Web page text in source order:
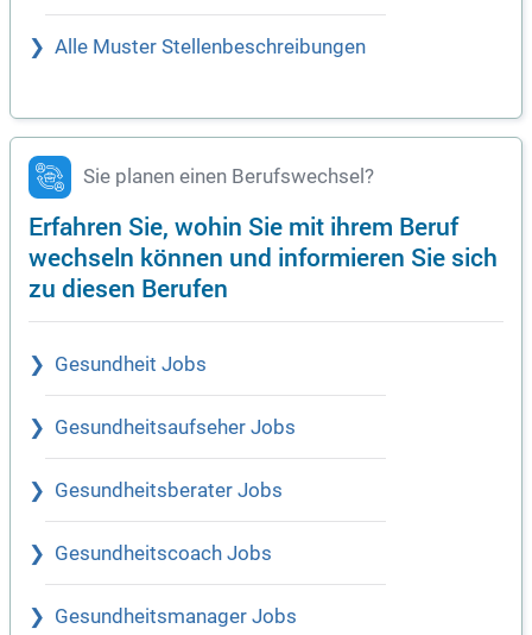
Alle Muster Stellenbeschreibungen
Sie planen einen Berufswechsel?
Erfahren Sie, wohin Sie mit ihrem Beruf
wechseln können und informieren Sie sich
zu diesen Berufen
Gesundheit Jobs
Gesundheitsaufseher Jobs
Gesundheitsberater Jobs
Gesundheitscoach Jobs
Gesundheitsmanager Jobs